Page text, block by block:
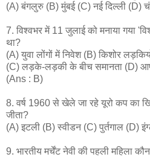
(A) बंगलुरु (B) मुंबई (C) नई दिल्ली (D)
7. विश्वभर में 11 जुलाई को मनाया गया
था?
(A) युवा लोंगों में निवेश (B) किशोर
(C) लड़के-लड़की के बीच समानता (D)
(Ans : B)
8. वर्ष 1960 से खेले जा रहे यूरो कप का
जीता?
(A) इटली (B) स्वीडन (C) पुर्तगाल (D)
9. भारतीय मर्चेंट नेवी की पहली महिला